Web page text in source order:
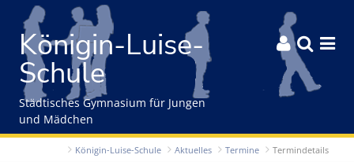
Gleich zum Inhalt der Seite springen
Königin-Luise-
Schule
  
Städtisches Gymnasium für Jungen
und Mädchen
Königin-Luise-Schule Aktuelles Termine Termindetails